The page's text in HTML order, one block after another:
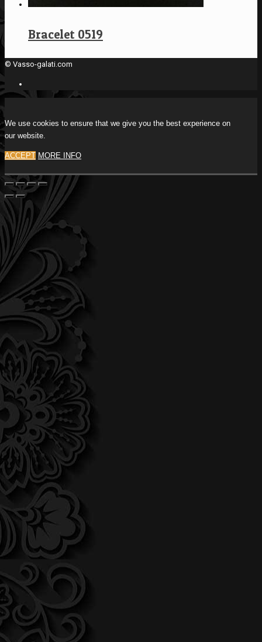
Bracelet 0519
© Vasso-galati.com
We use cookies to ensure that we give you the best experience on
our website.
ACCEPT MORE INFO